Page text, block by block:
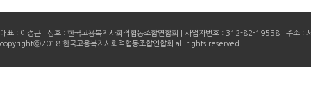
대표 : 이정근 | 상호 : 한국고용복지사회적협동조합연합회 | 사업자번호 : 312-82-19558 | 주
copyrightⓒ2018 한국고용복지사회적협동조합연합회 all rights reserved.